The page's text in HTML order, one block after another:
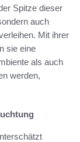
Spitze dieser
auch
Mit ihrer
sie eine
als auch
werden,